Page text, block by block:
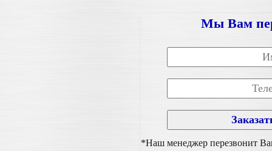
Мы Вам
*Наш менеджер перезвонит